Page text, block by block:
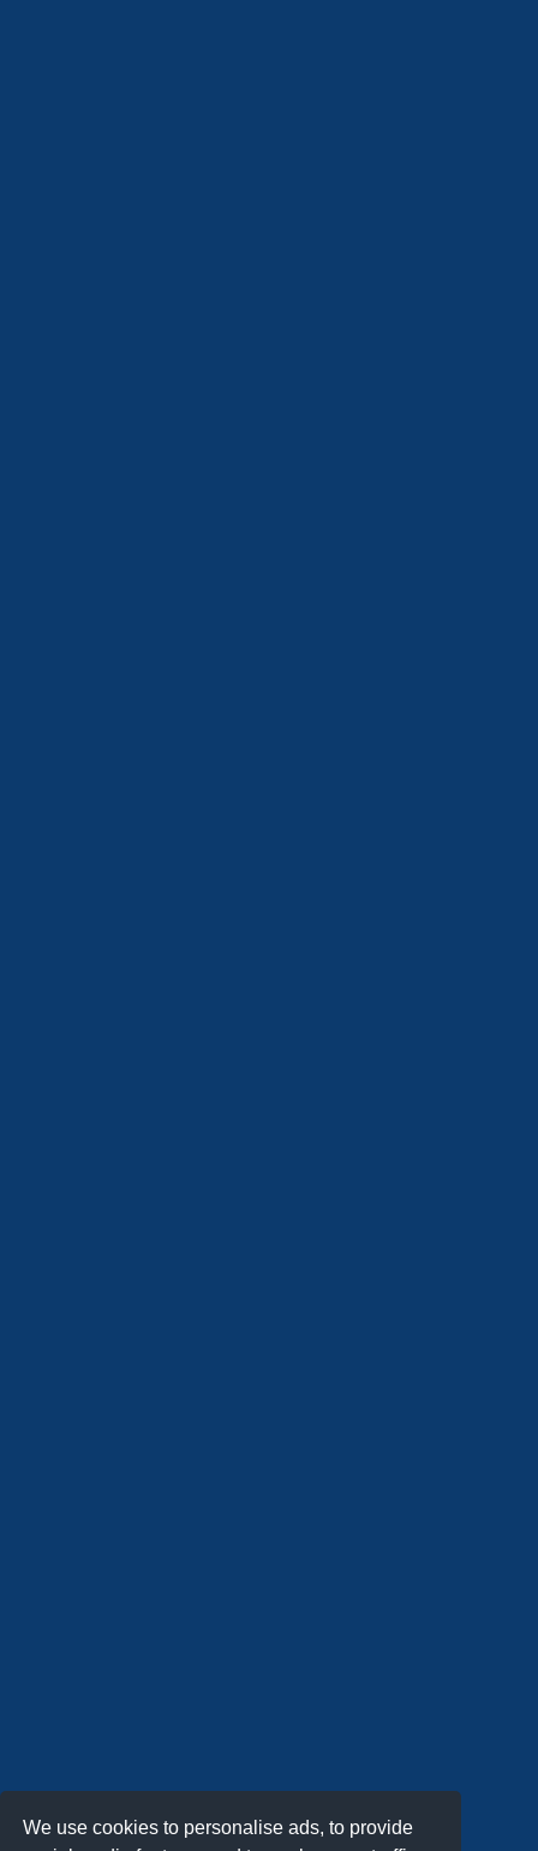
We use cookies to personalise ads, to provide